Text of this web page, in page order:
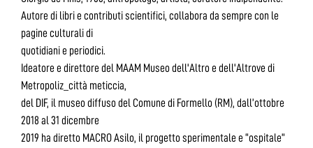
Autore di libri e contributi scientifici, collabora da sempre con le
pagine culturali di
quotidiani e periodici.
Ideatore e direttore del MAAM Museo dell'Altro e dell'Altrove di
Metropoliz_città meticcia,
del DIF, il museo diffuso del Comune di Formello (RM), dall’ottobre
2018 al 31 dicembre
2019 ha diretto MACRO Asilo, il progetto sperimentale e “ospitale”